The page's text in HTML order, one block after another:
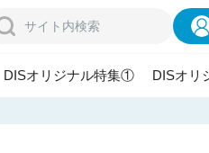
DISオリジナル特集① DISオリ